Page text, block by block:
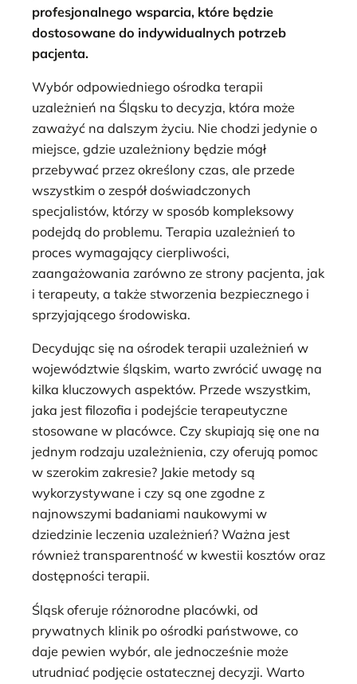
profesjonalnego wsparcia, które będzie
dostosowane do indywidualnych potrzeb
pacjenta.
Wybór odpowiedniego ośrodka terapii
uzależnień na Śląsku to decyzja, która może
zaważyć na dalszym życiu. Nie chodzi jedynie o
miejsce, gdzie uzależniony będzie mógł
przebywać przez określony czas, ale przede
wszystkim o zespół doświadczonych
specjalistów, którzy w sposób kompleksowy
podejdą do problemu. Terapia uzależnień to
proces wymagający cierpliwości,
zaangażowania zarówno ze strony pacjenta, jak
i terapeuty, a także stworzenia bezpiecznego i
sprzyjającego środowiska.
Decydując się na ośrodek terapii uzależnień w
województwie śląskim, warto zwrócić uwagę na
kilka kluczowych aspektów. Przede wszystkim,
jaka jest filozofia i podejście terapeutyczne
stosowane w placówce. Czy skupiają się one na
jednym rodzaju uzależnienia, czy oferują pomoc
w szerokim zakresie? Jakie metody są
wykorzystywane i czy są one zgodne z
najnowszymi badaniami naukowymi w
dziedzinie leczenia uzależnień? Ważna jest
również transparentność w kwestii kosztów oraz
dostępności terapii.
Śląsk oferuje różnorodne placówki, od
prywatnych klinik po ośrodki państwowe, co
daje pewien wybór, ale jednocześnie może
utrudniać podjęcie ostatecznej decyzji. Warto